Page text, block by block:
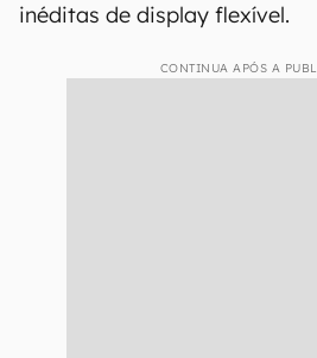
inéditas de display flexível.
CONTINUA APÓS A